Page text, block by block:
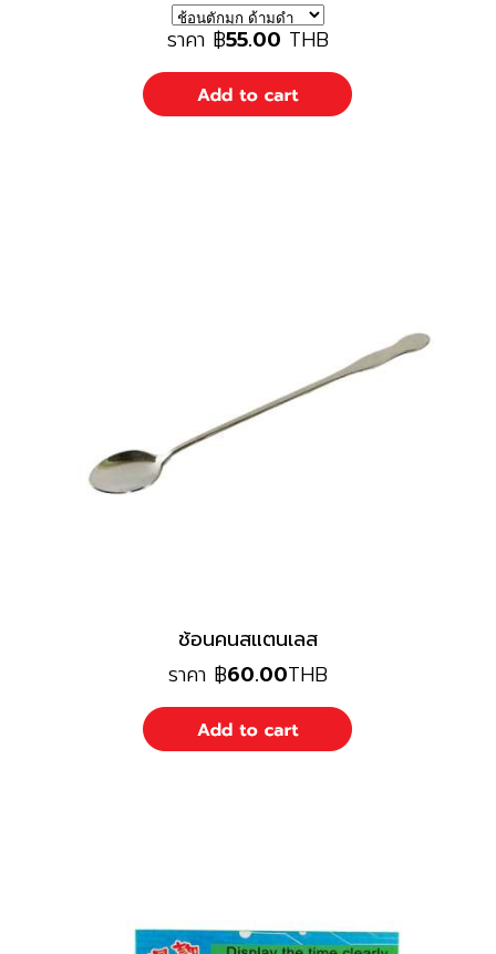
ราคา ฿55.00 THB
ช้อนคนสแตนเลส
ราคา ฿60.00THB